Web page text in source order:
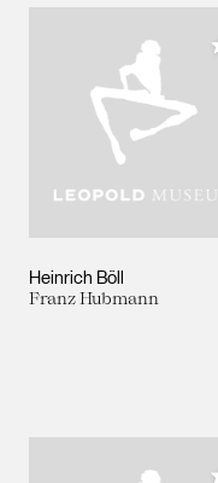
Heinrich Böll
Franz Hubmann